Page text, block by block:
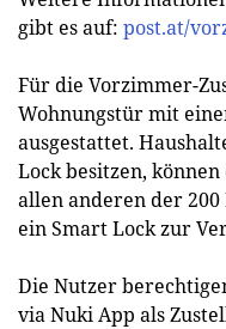
gibt es auf: post.at/
Für die Vorzimmer-
Wohnungstür mit
ausgestattet.
Lock besitzen,
allen anderen der
ein Smart Lock zur
Die Nutzer
via Nuki App als